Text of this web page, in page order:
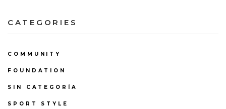
CATEGORIES
COMMUNITY
FOUNDATION
SIN CATEGORÍA
SPORT STYLE